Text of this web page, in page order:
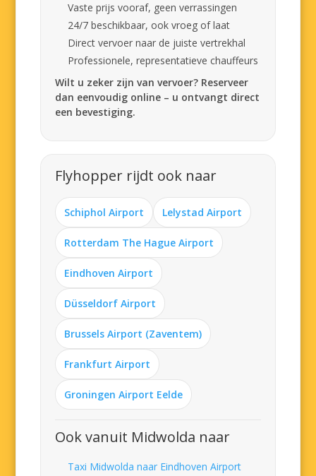
Vaste prijs vooraf, geen verrassingen
24/7 beschikbaar, ook vroeg of laat
Direct vervoer naar de juiste vertrekhal
Professionele, representatieve chauffeurs
Wilt u zeker zijn van vervoer? Reserveer
dan eenvoudig online – u ontvangt direct
een bevestiging.
Flyhopper rijdt ook naar
Schiphol Airport Lelystad Airport
Rotterdam The Hague Airport
Eindhoven Airport
Düsseldorf Airport
Brussels Airport (Zaventem)
Frankfurt Airport
Groningen Airport Eelde
Ook vanuit Midwolda naar
Taxi Midwolda naar Eindhoven Airport